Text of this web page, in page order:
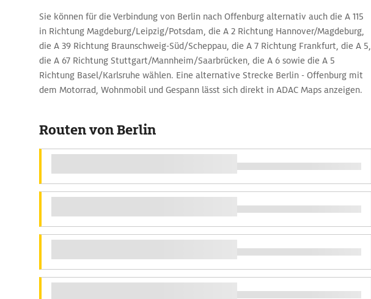
Sie können für die Verbindung von Berlin nach Offenburg alternativ auch die A 115
in Richtung Magdeburg/Leipzig/Potsdam, die A 2 Richtung Hannover/Magdeburg,
die A 39 Richtung Braunschweig-Süd/Scheppau, die A 7 Richtung Frankfurt, die A 5,
die A 67 Richtung Stuttgart/Mannheim/Saarbrücken, die A 6 sowie die A 5
Richtung Basel/Karlsruhe wählen. Eine alternative Strecke Berlin - Offenburg mit
dem Motorrad, Wohnmobil und Gespann lässt sich direkt in ADAC Maps anzeigen.
Routen von Berlin